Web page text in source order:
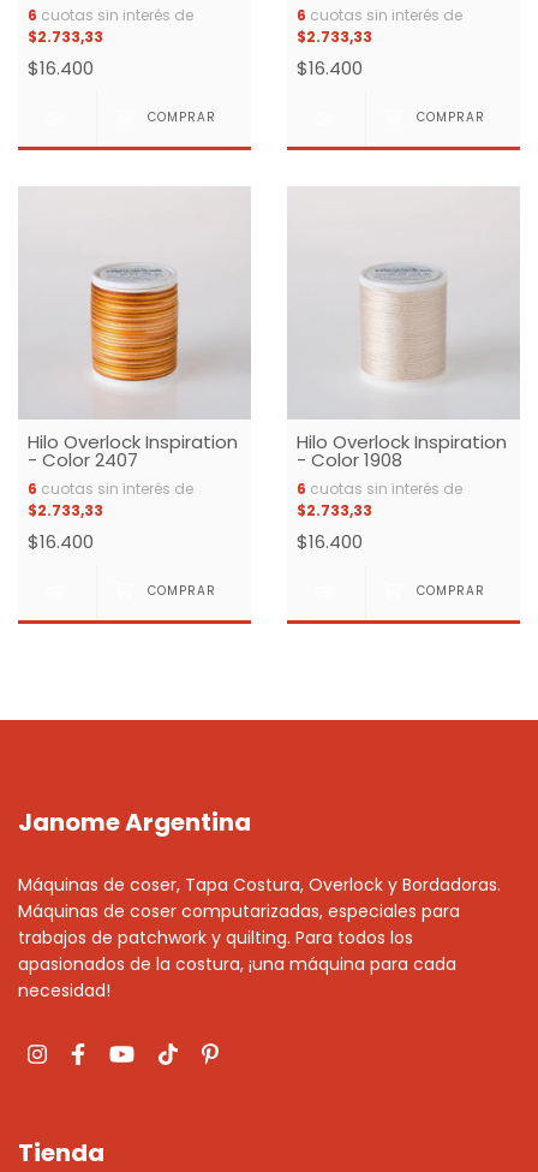
6 cuotas sin interés de
$2.733,33
$16.400
6 cuotas sin interés de
$2.733,33
$16.400
Hilo Overlock Inspiration
- Color 2407
6 cuotas sin interés de
$2.733,33
$16.400
Hilo Overlock Inspiration
- Color 1908
6 cuotas sin interés de
$2.733,33
$16.400
Janome Argentina
Máquinas de coser, Tapa Costura, Overlock y Bordadoras.
Máquinas de coser computarizadas, especiales para
trabajos de patchwork y quilting. Para todos los
apasionados de la costura, ¡una máquina para cada
necesidad!
Tienda